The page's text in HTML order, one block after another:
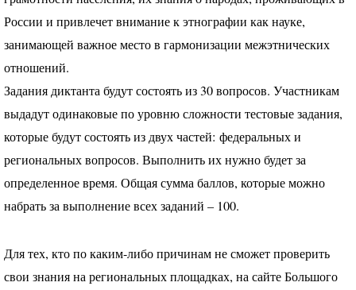
России и привлечет внимание к этнографии как науке,
занимающей важное место в гармонизации межэтнических
отношений.
Задания диктанта будут состоять из 30 вопросов. Участникам
выдадут одинаковые по уровню сложности тестовые задания,
которые будут состоять из двух частей: федеральных и
региональных вопросов. Выполнить их нужно будет за
определенное время. Общая сумма баллов, которые можно
набрать за выполнение всех заданий – 100.
Для тех, кто по каким-либо причинам не сможет проверить
свои знания на региональных площадках, на сайте Большого